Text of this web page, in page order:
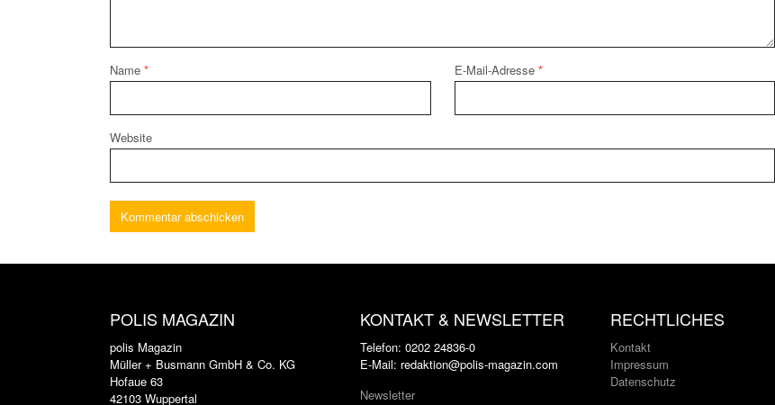
Name * E-Mail-Adresse *
Website
POLIS MAGAZIN
polis Magazin
Müller + Busmann GmbH & Co. KG
Hofaue 63
42103 Wuppertal
KONTAKT & NEWSLETTER
Telefon: 0202 24836-0
E-Mail: redaktion@polis-magazin.com
Newsletter
RECHTLICHES
Kontakt
Impressum
Datenschutz